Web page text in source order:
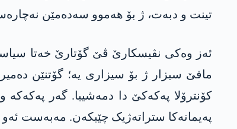
تینت و دبەت، ژ بۆ ھەموو سەدەمێن
ئەز وەکی نڤیسکارێ ڤێ گۆتارێ خەتا
مافێ سیزار ژ بۆ سیزاری یە؛ گۆتنێن
کۆنترۆلا پەکەکێ دا دمەشییا. گەر
پەیمانەکا ستراتەژیک چێبکەن. مەبەست